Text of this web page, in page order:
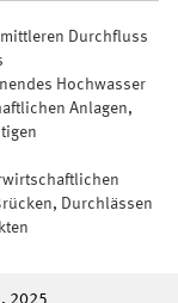
Durchfluss
Hochwasser
Anlagen,
Durchlässen
2025